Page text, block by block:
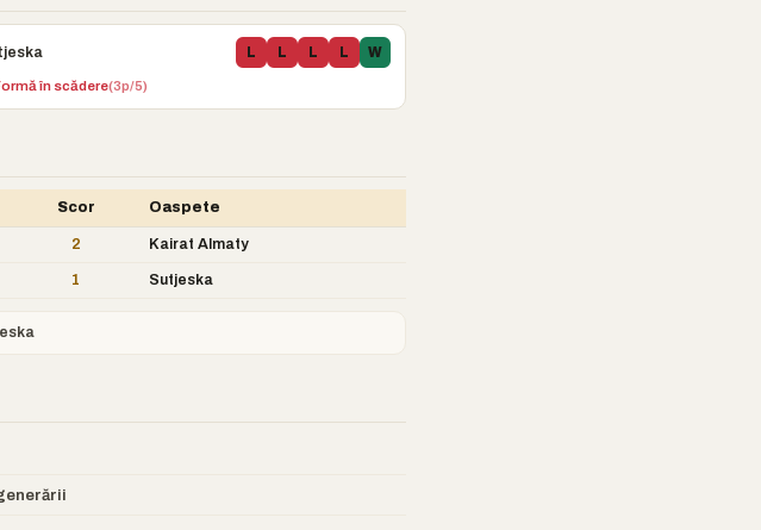
L L L L W
în scădere(3p/5)
Scor Oaspete
2 Kairat Almaty
1 Sutjeska